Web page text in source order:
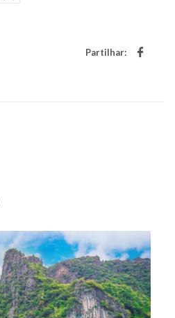
Partilhar: